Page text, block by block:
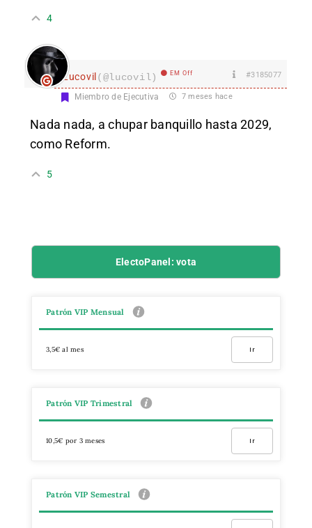
4
Lucovil (@lucovil) EM Off #3185077
Miembro de Ejecutiva 7 meses hace
Nada nada, a chupar banquillo hasta 2029,
como Reform.
5
ElectoPanel: vota
Patrón VIP Mensual
3,5€ al mes Ir
Patrón VIP Trimestral
10,5€ por 3 meses Ir
Patrón VIP Semestral